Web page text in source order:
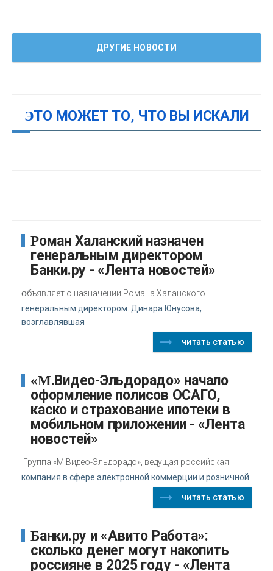
ДРУГИЕ НОВОСТИ
ЭТО МОЖЕТ ТО, ЧТО ВЫ ИСКАЛИ
Роман Халанский назначен
генеральным директором
Банки.ру - «Лента новостей»
объявляет о назначении Романа Халанского
генеральным директором. Динара Юнусова,
возглавлявшая
читать статью
«М.Видео-Эльдорадо» начало
оформление полисов ОСАГО,
каско и страхование ипотеки в
мобильном приложении - «Лента
новостей»
Группа «М.Видео-Эльдорадо», ведущая российская
компания в сфере электронной коммерции и розничной
читать статью
Банки.ру и «Авито Работа»:
сколько денег могут накопить
россияне в 2025 году - «Лента